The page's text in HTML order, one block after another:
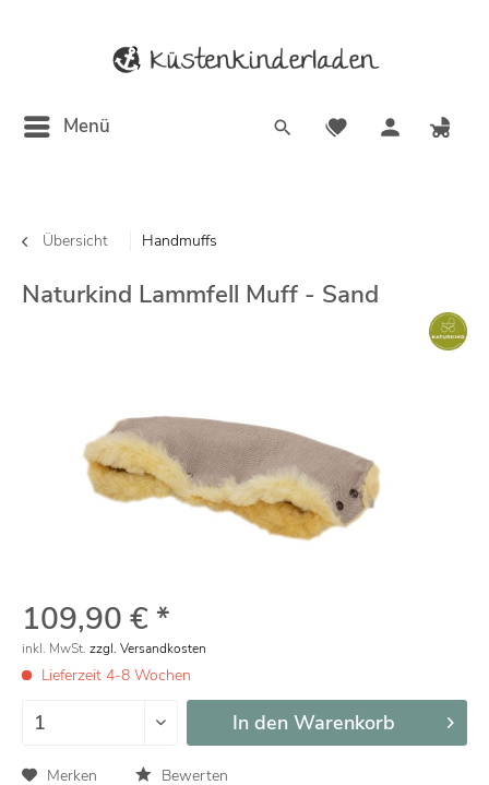
Menü
Übersicht Handmuffs
Naturkind Lammfell Muff - Sand
109,90 € *
inkl. MwSt. zzgl. Versandkosten
Lieferzeit 4-8 Wochen
In den Warenkorb
Merken Bewerten